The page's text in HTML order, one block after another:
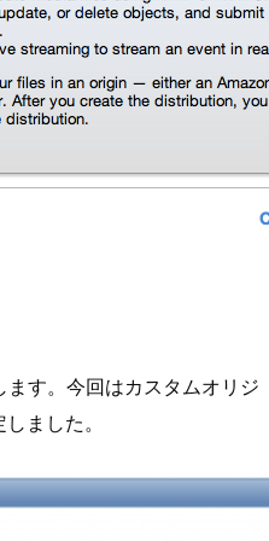
す。今回はカスタムオリジ
ました。